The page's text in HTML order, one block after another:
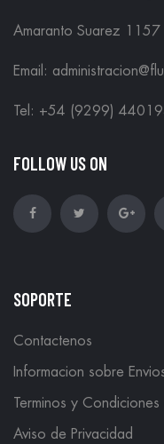
Amaranto Suarez
Email:
Tel: +54 (9299)
FOLLOW US ON
SOPORTE
Contactenos
Informacion sobre
Terminos y
Aviso de Privacidad